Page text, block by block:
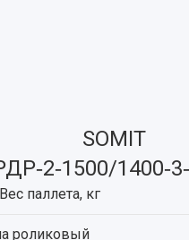
SOMIT
паллета, кг
роликовый